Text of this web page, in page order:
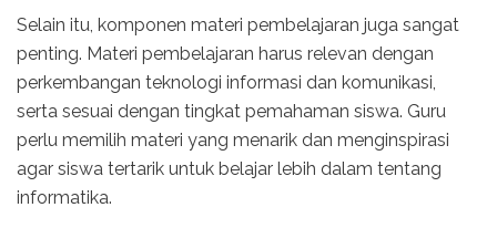
Selain itu, komponen materi pembelajaran juga sangat
penting. Materi pembelajaran harus relevan dengan
perkembangan teknologi informasi dan komunikasi,
serta sesuai dengan tingkat pemahaman siswa. Guru
perlu memilih materi yang menarik dan menginspirasi
agar siswa tertarik untuk belajar lebih dalam tentang
informatika.